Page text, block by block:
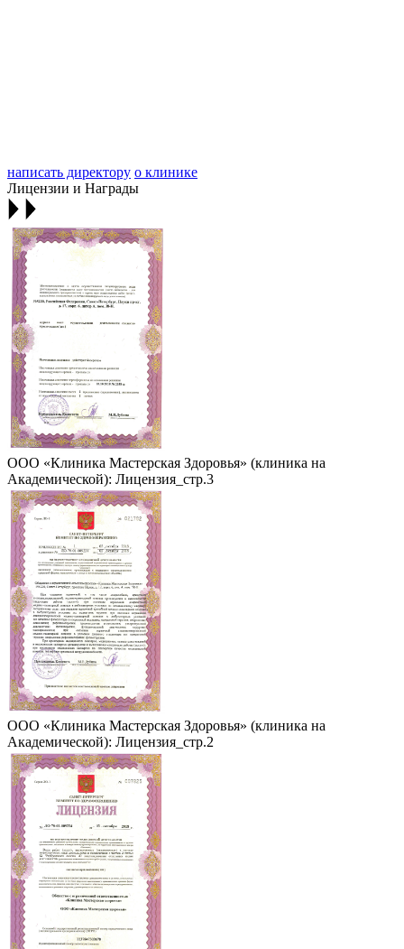
написать директору о клинике
Лицензии и Награды
ООО «Клиника Мастерская Здоровья» (клиника на
Академической): Лицензия_стр.3
ООО «Клиника Мастерская Здоровья» (клиника на
Академической): Лицензия_стр.2